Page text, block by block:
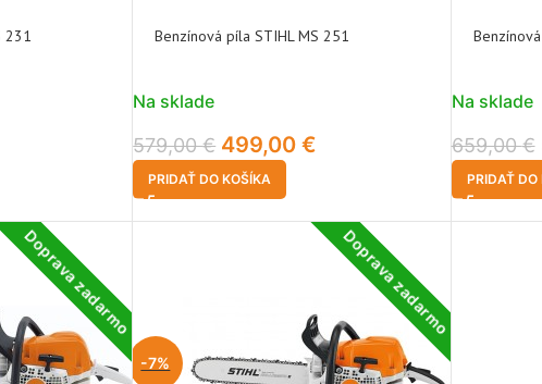
231 Benzínová píla STIHL MS 251
Na sklade
579,00€ 499,00€
PRIDAŤ DO KOŠÍKA
Na sklade
659,00€
PRIDAŤ DO
Doprava zadarmo Doprava zadarmo
-7%